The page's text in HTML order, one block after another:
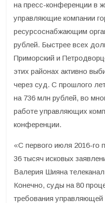
на пресс-конференции в
управляющие компании
ресурсоснабжающим
рублей. Быстрее всех
Приморский и
этих районах активно
через суд. С прошлого
на 736 млн рублей, во
работе управляющих
конференции.
«С первого июля 2016-го
36 тысяч исковых
Валерия Шияна
Конечно, суды на 80
требования управляющей